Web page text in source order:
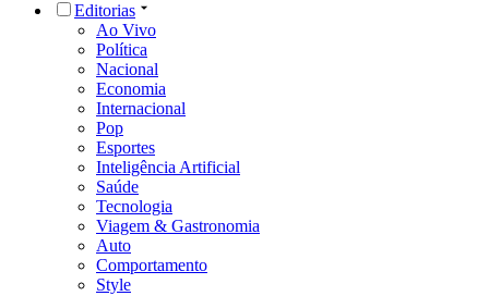
Editorias
Ao Vivo
Política
Nacional
Economia
Internacional
Pop
Esportes
Inteligência Artificial
Saúde
Tecnologia
Viagem & Gastronomia
Auto
Comportamento
Style